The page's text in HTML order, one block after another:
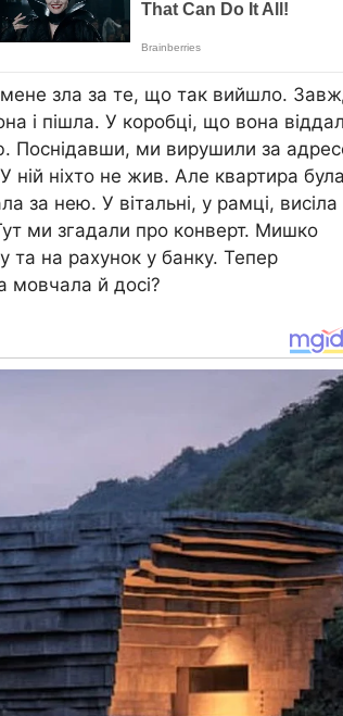
зла за те, що так вийшло.
і пішла. У коробці, що вона
Поснідавши, ми вирушили за
ній ніхто не жив. Але квартира була
за нею. У вітальні, у рамці, висіла
ми згадали про конверт. Мишко
та на рахунок у банку. Тепер
мовчала й досі?